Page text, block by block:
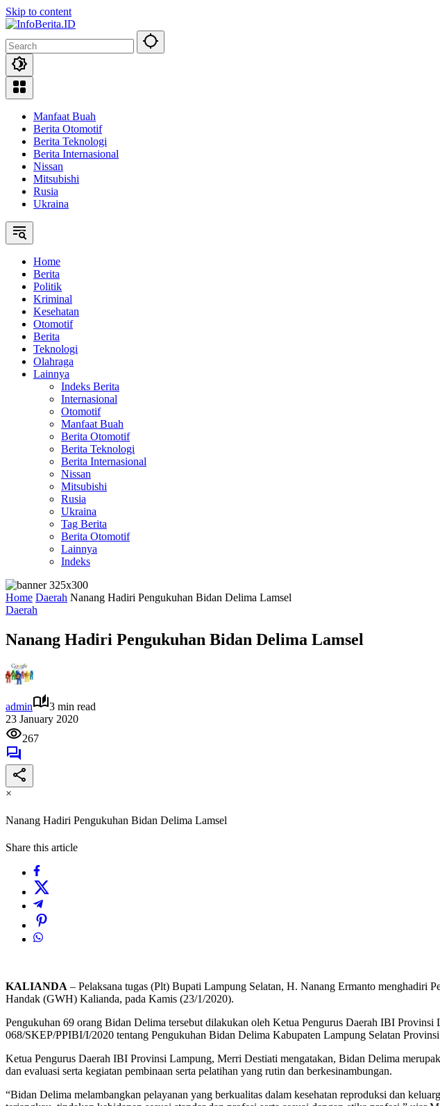
Skip to content
Manfaat Buah
Berita Otomotif
Berita Teknologi
Berita Internasional
Nissan
Mitsubishi
Rusia
Ukraina
Home
Berita
Politik
Kriminal
Kesehatan
Otomotif
Berita
Teknologi
Olahraga
Lainnya
Indeks Berita
Internasional
Otomotif
Manfaat Buah
Berita Otomotif
Berita Teknologi
Berita Internasional
Nissan
Mitsubishi
Rusia
Ukraina
Tag Berita
Berita Otomotif
Lainnya
Indeks
Home Daerah Nanang Hadiri Pengukuhan Bidan Delima Lamsel
Daerah
Nanang Hadiri Pengukuhan Bidan Delima Lamsel
admin
3 min read
23 January 2020
267
×
Nanang Hadiri Pengukuhan Bidan Delima Lamsel
Share this article
KALIANDA – Pelaksana tugas (Plt) Bupati Lampung Selatan, H. Nanang Ermanto
Handak (GWH) Kalianda, pada Kamis (23/1/2020).
Pengukuhan 69 orang Bidan Delima tersebut dilakukan oleh Ketua Pengurus Daerah IBI
068/SKEP/PPIBI/I/2020 tentang Pengukuhan Bidan Delima Kabupaten Lampung Selatan
Ketua Pengurus Daerah IBI Provinsi Lampung, Merri Destiati mengatakan, Bidan Delima
dan evaluasi serta kegiatan pembinaan serta pelatihan yang rutin dan berkesinambungan.
“Bidan Delima melambangkan pelayanan yang berkualitas dalam kesehatan reproduksi dan